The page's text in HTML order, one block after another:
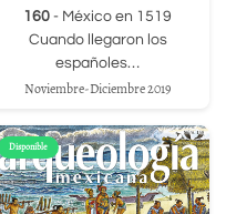
160 - México en 1519
Cuando llegaron los
españoles…
Noviembre-Diciembre 2019
Disponible